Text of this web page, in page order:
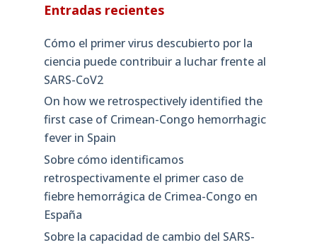
Entradas recientes
Cómo el primer virus descubierto por la
ciencia puede contribuir a luchar frente al
SARS-CoV2
On how we retrospectively identified the
first case of Crimean-Congo hemorrhagic
fever in Spain
Sobre cómo identificamos
retrospectivamente el primer caso de
fiebre hemorrágica de Crimea-Congo en
España
Sobre la capacidad de cambio del SARS-